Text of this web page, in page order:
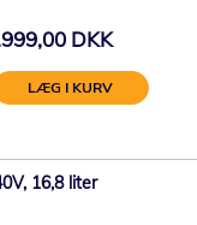
DKK
LÆG I KURV
16,8 liter